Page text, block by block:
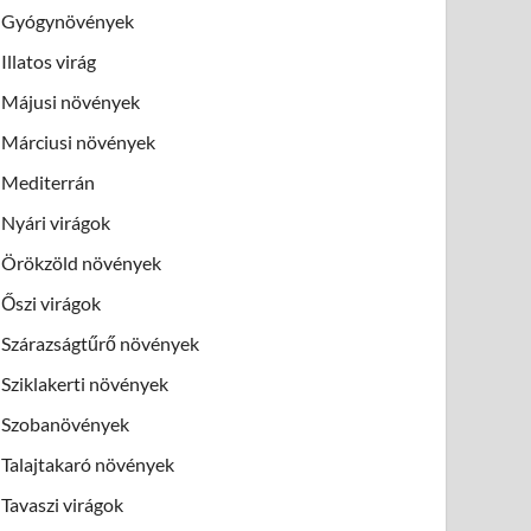
Gyógynövények
Illatos virág
Májusi növények
Márciusi növények
Mediterrán
Nyári virágok
Örökzöld növények
Őszi virágok
Szárazságtűrő növények
Sziklakerti növények
Szobanövények
Talajtakaró növények
Tavaszi virágok